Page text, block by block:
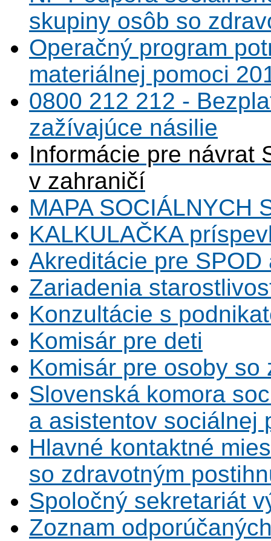
skupiny osôb so
Operačný program
materiálnej pomoci
0800 212 212 -
zažívajúce násilie
Informácie pre návrat
v zahraničí
MAPA SOCIÁLNYCH
KALKULAČKA
Akreditácie pre
Zariadenia
Konzultácie s
Komisár pre deti
Komisár pre osoby
Slovenská komora
a asistentov sociálnej
Hlavné kontaktné
so zdravotným
Spoločný sekretariát
Zoznam